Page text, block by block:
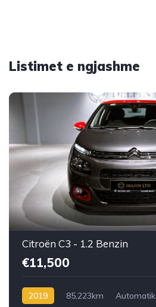
Listimet e ngjashme
Citroën C3 - 1.2 Benzin
€11,500
2019 85,223km Automatik